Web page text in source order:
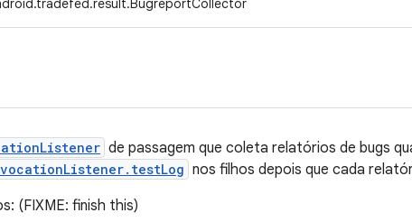
de passagem que coleta relatórios de bugs
nos filhos depois que cada
(FIXME: finish this)